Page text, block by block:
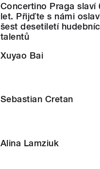
Concertino Praga slaví
let. Přijďte s námi
šest desetiletí
talentů
Xuyao Bai
Sebastian Cretan
Alina Lamziuk